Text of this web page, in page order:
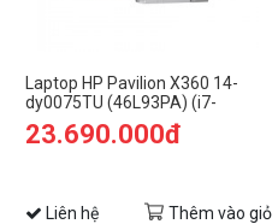
Laptop HP Pavilion X360 14-
dy0075TU (46L93PA) (i7-
1165G7/8GB RAM/512GB
SSD/14 FHD Cảm
23.690.000đ
Liên hệ Thêm vào giỏ